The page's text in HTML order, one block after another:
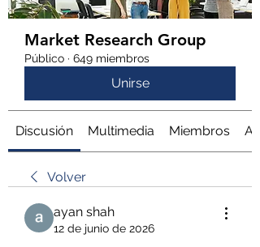
Market Research Group
Público · 649 miembros
Unirse
Discusión Multimedia Miembros
Volver
ayan shah
12 de junio de 2026